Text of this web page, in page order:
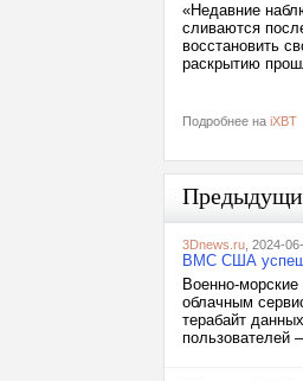
«Недавние
сливаются
восстановить
раскрытию
Подробнее на iXBT
3Dnews.ru , 2024-
ВМС США
Военно-
облачным
терабайт
пользователей